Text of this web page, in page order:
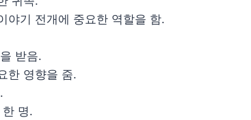
야기 전개에 중요한 역할을 함.
받음.
한 영향을 줌.
명.